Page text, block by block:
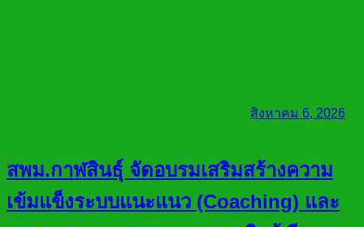
สิงหาคม 6, 2026
สพม.กาฬสินธุ์ จัดอบรมเสริมสร้างความ
เข้มแข็งระบบแนะแนว (Coaching) และ